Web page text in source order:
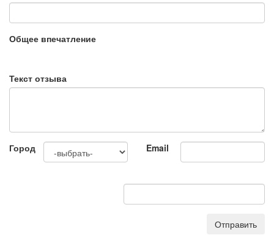
Общее впечатление
Текст отзыва
Город Email
Отправить